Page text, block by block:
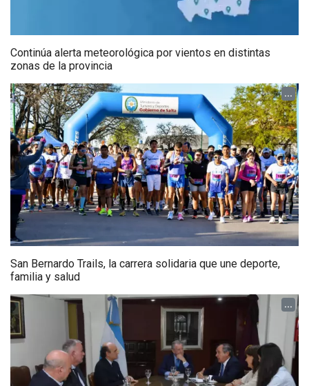
Continúa alerta meteorológica por vientos en distintas
zonas de la provincia
...
San Bernardo Trails, la carrera solidaria que une deporte,
familia y salud
...